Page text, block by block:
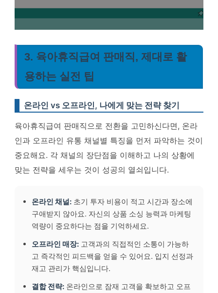
3. 육아휴직급여 판매직, 제대로 활
용하는 실전 팁
온라인 vs 오프라인, 나에게 맞는 전략 찾기
육아휴직급여 판매직으로 전환을 고민하신다면, 온라
인과 오프라인 유통 채널별 특징을 먼저 파악하는 것이
중요해요. 각 채널의 장단점을 이해하고 나의 상황에
맞는 전략을 세우는 것이 성공의 열쇠입니다.
온라인 채널: 초기 투자 비용이 적고 시간과 장소에
구애받지 않아요. 자신의 상품 소싱 능력과 마케팅
역량이 중요하다는 점을 기억하세요.
오프라인 매장: 고객과의 직접적인 소통이 가능하
고 즉각적인 피드백을 얻을 수 있어요. 입지 선정과
재고 관리가 핵심입니다.
결합 전략: 온라인으로 잠재 고객을 확보하고 오프